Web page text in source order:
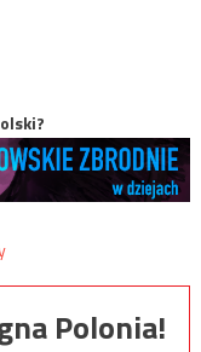
Polonia!